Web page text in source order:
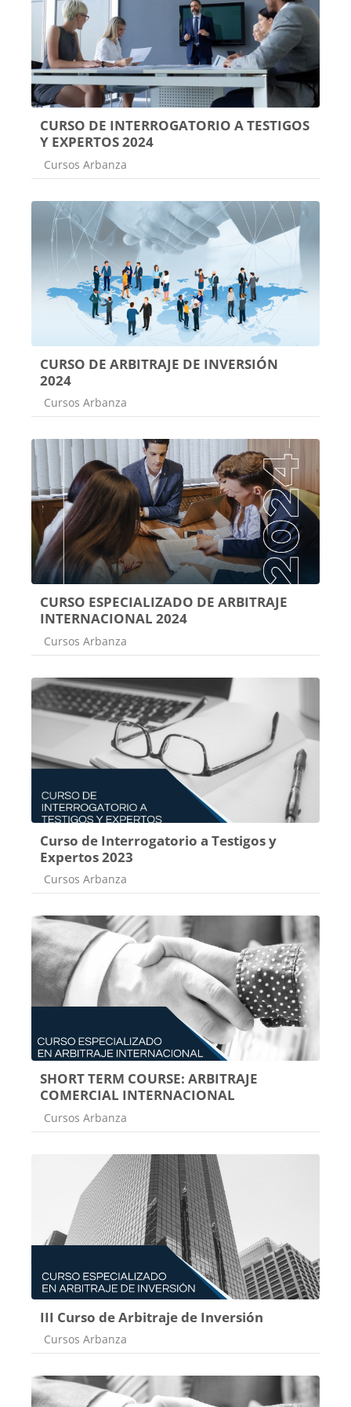
CURSO DE INTERROGATORIO A TESTIGOS
Y EXPERTOS 2024
Categoría de cursos
Cursos Arbanza
CURSO DE ARBITRAJE DE INVERSIÓN
2024
Categoría de cursos
Cursos Arbanza
CURSO ESPECIALIZADO DE ARBITRAJE
INTERNACIONAL 2024
Categoría de cursos
Cursos Arbanza
Curso de Interrogatorio a Testigos y
Expertos 2023
Categoría de cursos
Cursos Arbanza
SHORT TERM COURSE: ARBITRAJE
COMERCIAL INTERNACIONAL
Categoría de cursos
Cursos Arbanza
III Curso de Arbitraje de Inversión
Categoría de cursos
Cursos Arbanza